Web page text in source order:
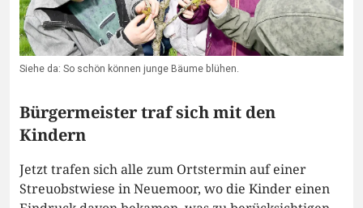
Siehe da: So schön können junge Bäume blühen.
Bürgermeister traf sich mit den
Kindern
Jetzt trafen sich alle zum Ortstermin auf einer
Streuobstwiese in Neuemoor, wo die Kinder einen